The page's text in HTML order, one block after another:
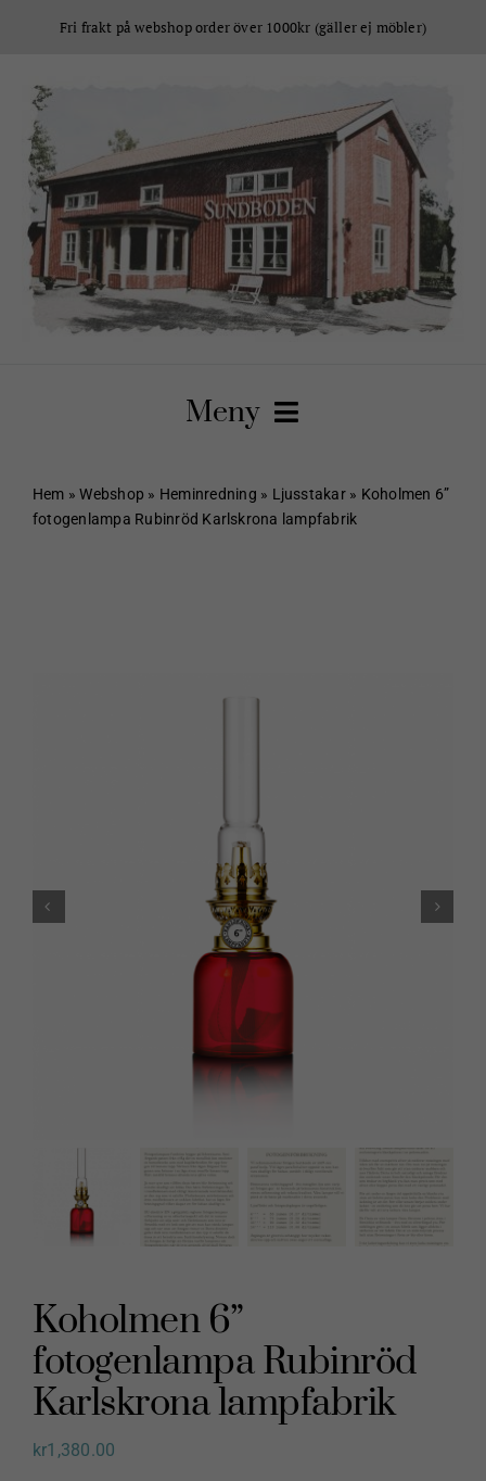
Fri frakt på webshop order över 1000kr (gäller ej möbler)
Meny
Hem
Kundvagn
Hem »Webshop » Heminredning » Ljusstakar» Koholmen 6”
fotogenlampa Rubinröd Karlskrona lampfabrik
Koholmen 6”
fotogenlampa Rubinröd
Karlskrona lampfabrik
kr1,380.00